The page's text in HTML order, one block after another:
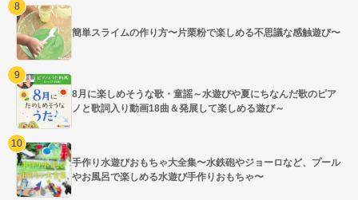
簡単スライムの作り方〜片栗粉で楽しめる不思議な感触遊び〜
8月に楽しめそうな歌・童謡～水遊びや夏にちなんだ歌のピア
ノと歌詞入り動画18曲＆発展して楽しめる遊び～
手作り水遊びおもちゃ大全集〜水鉄砲やジョーロなど、プール
やお風呂で楽しめる水遊び手作りおもちゃ〜